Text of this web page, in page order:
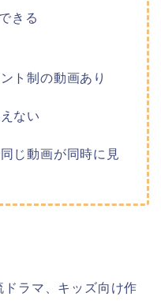
きる
ト制の動画あり
ない
じ動画が同時に見
ラマ、キッズ向け作